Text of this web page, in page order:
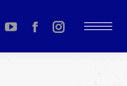
YouTube
page
Facebook
page
Instagram
page